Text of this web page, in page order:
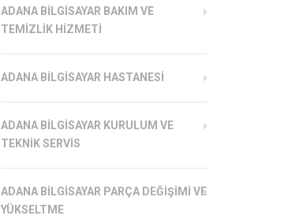
ADANA BILGISAYAR BAKIM VE
TEMIZLIK HIZMETI
ADANA BILGISAYAR HASTANESI
ADANA BILGISAYAR KURULUM VE
TEKNIK SERVIS
ADANA BILGISAYAR PARÇA DEĞIŞIMI VE
YÜKSELTME